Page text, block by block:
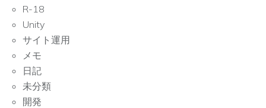
R-18
Unity
サイト運用
メモ
日記
未分類
開発